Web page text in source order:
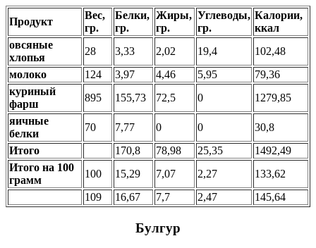
Продукт
Вес,
гр.
Белки,
гр.
Жиры,
гр.
Углеводы,
гр.
Калории,
ккал
овсяные
хлопья
28 3,33 2,02 19,4
102,48
молоко
124 3,97 4,46 5,95
79,36
куриный
фарш
895 155,73 72,5 0
1279,85
яичные
белки
70 7,77 0 0
30,8
Итого
170,8 78,98 25,35
1492,49
Итого на 100
грамм
100 15,29 7,07 2,27
133,62
109
16,67 7,7 2,47 145,64
Булгур